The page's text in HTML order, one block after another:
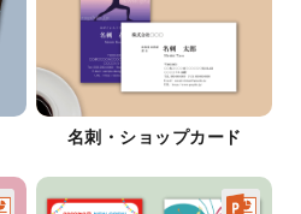
名刺・ショップカード